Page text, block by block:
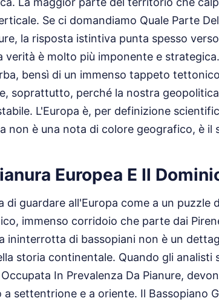
Se ci domandiamo Quale Parte
la risposta istintiva punta spesso
verità è molto più imponente e
bensì di un immenso tappeto
soprattutto, perché la nostra
L'Europa è, per definizione
non è una nota di colore geografico, è il
Europea E Il
di guardare all'Europa come a un puzzle
immenso corridoio che parte dai
ininterrotta di bassopiani non è un
storia continentale. Quando gli analisti
In Prevalenza Da Pianure,
settentrione e a oriente. Il Bassopiano